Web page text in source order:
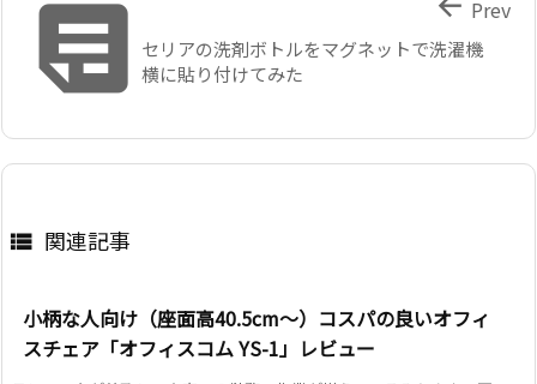
セリアの洗剤ボトルをマグネットで洗濯機
横に貼り付けてみた
Prev
 関連記事
小柄な人向け（座面高40.5cm～）コスパの良いオフィ
スチェア「オフィスコム YS-1」レビュー